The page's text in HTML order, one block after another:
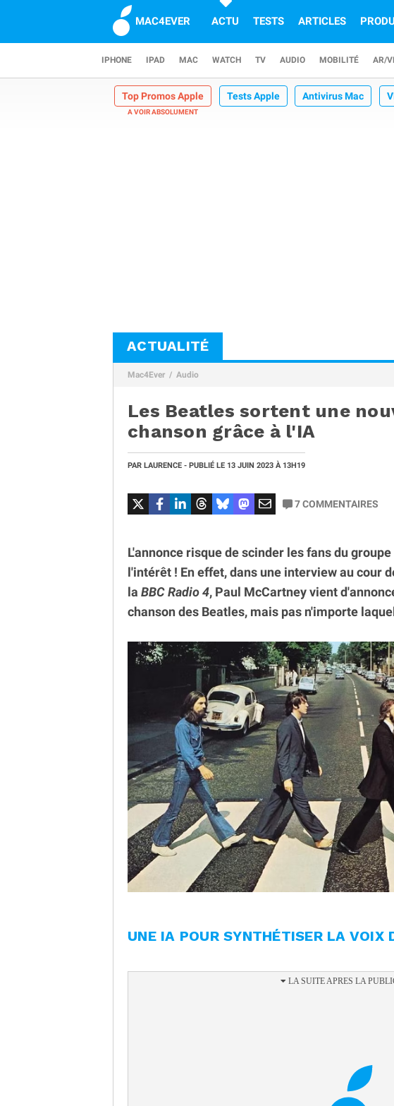
MAC4EVER ACTU TESTS ARTICLES
IPHONE IPAD MAC WATCH TV AUDIO MOBILITÉ AR/
Top Promos Apple Tests Apple Antivirus Mac
ACTUALITÉ
Mac4Ever Audio
Les Beatles sortent une
chanson grâce à l'IA
PAR LAURENCE - PUBLIÉ LE 13 JUIN 2023 À 13H19
7COMMENTAIRES
L'annonce risque de scinder les fans du
l'intérêt ! En effet, dans une interview au cour
la BBC Radio 4, Paul McCartney vient
chanson des Beatles, mais pas n'importe
UNE IA POUR SYNTHÉTISER LA VOIX